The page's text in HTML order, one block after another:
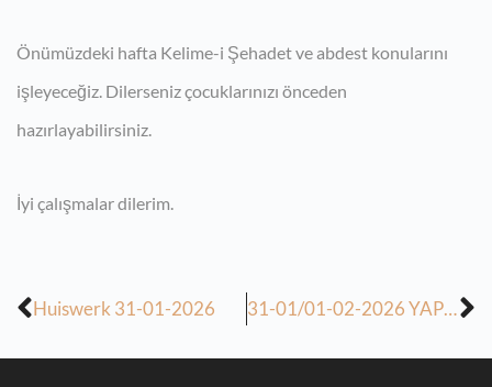
Önümüzdeki hafta Kelime-i Şehadet ve abdest konularını
işleyeceğiz. Dilerseniz çocuklarınızı önceden
hazırlayabilirsiniz.
İyi çalışmalar dilerim.
Huiswerk 31-01-2026 31-01/01-02-2026 YAPILAN, 7/8-02-2026 ARIHINDE YAPILACAK DERSLERIN ÖDEVI